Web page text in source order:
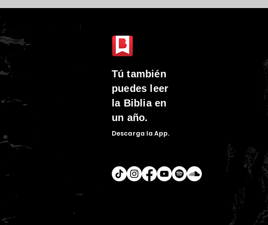
Tú también
puedes leer
la Biblia en
un año.
Descarga laApp.